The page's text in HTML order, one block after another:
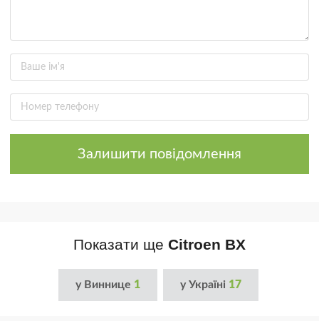
Залишити повідомлення
Показати ще Citroen BX
у Виннице 1 у Україні 17